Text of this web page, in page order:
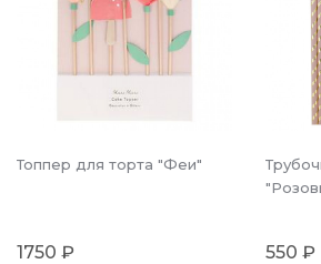
Топпер для торта "Феи"
1750 ₽ 550 ₽